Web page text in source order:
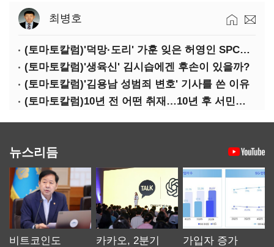
최병호
(토마토칼럼)'덕망·도리' 가훈 잊은 허영인 SPC그룹 회장
(토마토칼럼)'생육신' 김시습에겐 후손이 있을까?
(토마토칼럼)'김용남 성범죄 변호' 기사를 쓴 이유
(토마토칼럼)10년 전 어떤 취재…10년 후 서민석·박상용
뉴스리듬
비트코인도
카카오, 2분기
가입자 증가